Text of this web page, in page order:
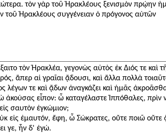
τὸν γὰρ τοῦ Ἡρακλέους ξενισμὸν πρῴην
τοῦ Ἡρακλέους συγγένειαν ὁ πρόγονος αὐτῶν
τὸν Ἡρακλέα, γεγονὼς αὐτὸς ἐκ Διός τε καὶ
ἅπερ αἱ γραῖαι ᾄδουσι, καὶ ἄλλα πολλὰ
λέγων τε καὶ ᾄδων ἀναγκάζει καὶ ἡμᾶς
ἀκούσας εἶπον: ὦ καταγέλαστε Ἱππόθαλες, πρὶν
σαυτὸν ἐγκώμιον;
εἰς ἐμαυτόν, ἔφη, ὦ Σώκρατες, οὔτε ποιῶ οὔτε
γε, ἦν δ' ἐγώ.